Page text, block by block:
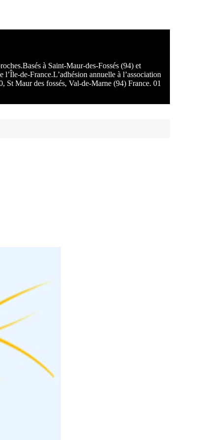
à Saint-Maur-des-Fossés (94) et
de-France.L’adhésion annuelle à l’association
St Maur des fossés, Val-de-Marne (94) France. 01